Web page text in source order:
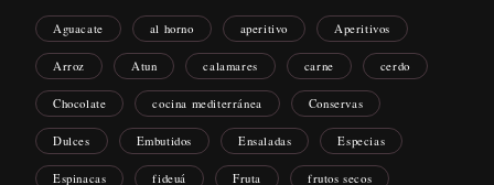
Aguacate al horno aperitivo Aperitivos
Arroz Atun calamares carne cerdo
Chocolate cocina mediterránea Conservas
Dulces Embutidos Ensaladas Especias
Espinacas fideuá Fruta frutos secos